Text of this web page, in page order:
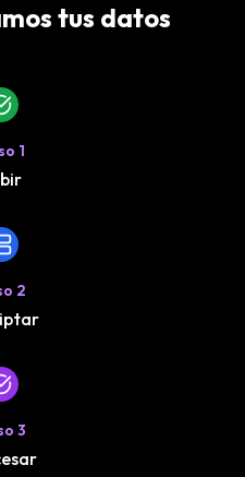
tus datos
1
2
3